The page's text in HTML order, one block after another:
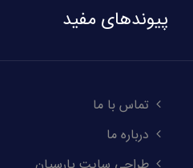
پیوندهای مفید
تماس با ما
درباره ما